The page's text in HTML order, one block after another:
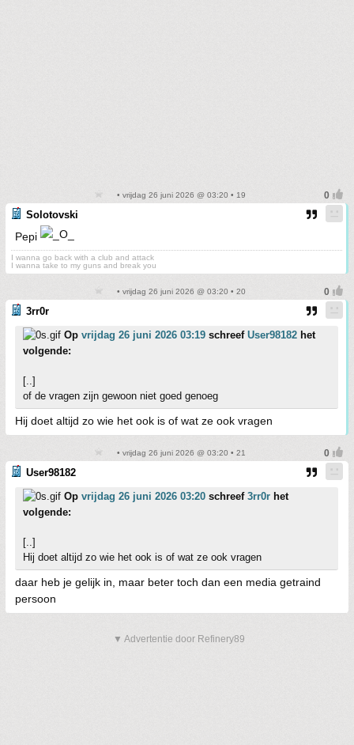
• vrijdag 26 juni 2026 @ 03:20 • 19
Solotovski
Pepi
I wanna go back with a club and attack
I wanna take to my guns and break you
• vrijdag 26 juni 2026 @ 03:20 • 20
3rr0r
Op vrijdag 26 juni 2026 03:19 schreef User98182 het
volgende:
[..]
of de vragen zijn gewoon niet goed genoeg
Hij doet altijd zo wie het ook is of wat ze ook vragen
• vrijdag 26 juni 2026 @ 03:20 • 21
User98182
Op vrijdag 26 juni 2026 03:20 schreef 3rr0r het
volgende:
[..]
Hij doet altijd zo wie het ook is of wat ze ook vragen
daar heb je gelijk in, maar beter toch dan een media getraind
persoon
▼ Advertentie door Refinery89